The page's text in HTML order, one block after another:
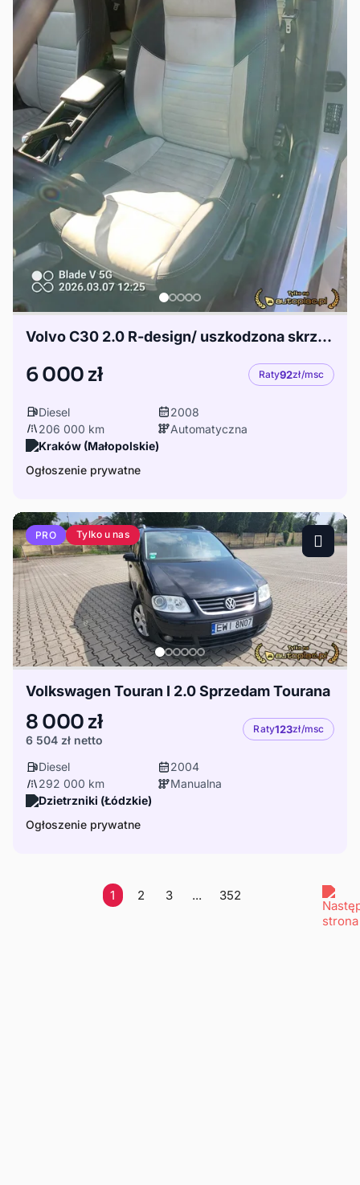
Volvo C30 2.0 R-design/ uszkodzona skrzynia
6 000 zł Raty92zł/msc
Diesel
2008
206 000 km
Automatyczna
Kraków (Małopolskie)
Ogłoszenie prywatne
PRO Tylko u nas
Volkswagen Touran I 2.0 Sprzedam Tourana
8 000 zł
6 504 zł netto
Raty123zł/msc
Diesel
2004
292 000 km
Manualna
Dzietrzniki (Łódzkie)
Ogłoszenie prywatne
1 2 3 ... 352